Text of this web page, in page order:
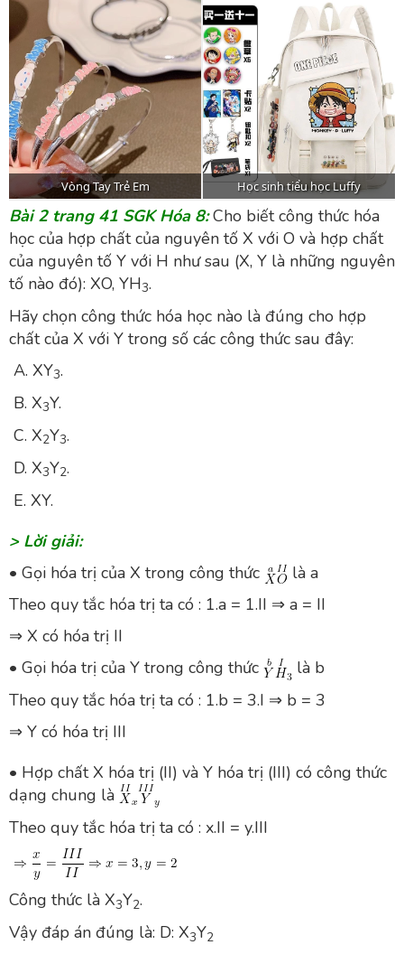
Bài 2 trang 41 SGK Hóa 8: Cho biết công thức hóa
học của hợp chất của nguyên tố X với O và hợp chất
của nguyên tố Y với H như sau (X, Y là những nguyên
tố nào đó): XO, YH3.
Hãy chọn công thức hóa học nào là đúng cho hợp
chất của X với Y trong số các công thức sau đây:
A. XY3.
B. X3Y.
C. X2Y3.
D. X3Y2.
E. XY.
> Lời giải:
• Gọi hóa trị của X trong công thức
là a
Theo quy tắc hóa trị ta có : 1.a = 1.II ⇒ a = II
⇒ X có hóa trị II
• Gọi hóa trị của Y trong công thức
là b
Theo quy tắc hóa trị ta có : 1.b = 3.I ⇒ b = 3
⇒ Y có hóa trị III
• Hợp chất X hóa trị (II) và Y hóa trị (III) có công thức
dạng chung là
Theo quy tắc hóa trị ta có : x.II = y.III
Công thức là X3Y2.
Vậy đáp án đúng là: D: X3Y2